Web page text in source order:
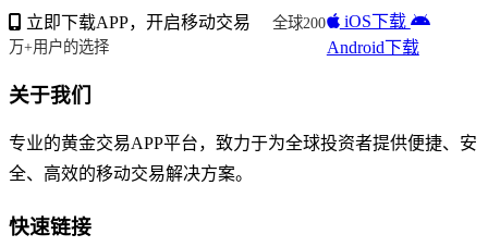
立即下载APP，开启移动交易
全球200
万+用户的选择
iOS下载
Android下载
关于我们
专业的黄金交易APP平台，致力于为全球投资者提供便捷、安
全、高效的移动交易解决方案。
快速链接